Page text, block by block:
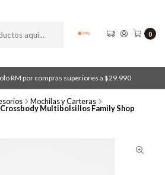
0
RM por compras superiores a $29.990
Mochilas y Carteras
Multibolsillos Family Shop